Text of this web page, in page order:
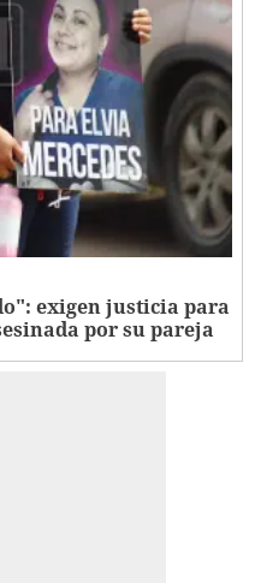
exigen justicia para
por su pareja